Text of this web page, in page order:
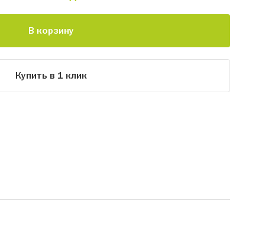
В корзину
Купить в 1 клик